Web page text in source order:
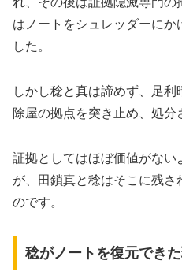
はノートをシュレッダーにか
した。
しかし稔と真は諦めず、足
除屋の拠点を突き止め、処分
証拠としてはほぼ価値がない
が、田鎖真と稔はそこに残
のです。
稔がノートを復元でき